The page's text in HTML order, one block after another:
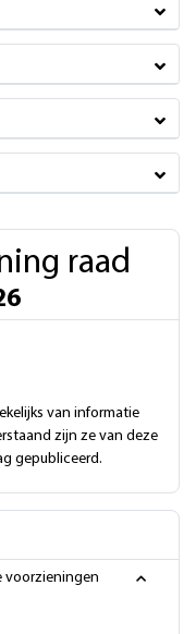
raad
van informatie
zijn ze van deze
gepubliceerd.
voorzieningen